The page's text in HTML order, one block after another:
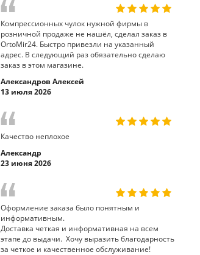
Компрессионных чулок нужной фирмы в
розничной продаже не нашёл, сделал заказ в
OrtoMir24. Быстро привезли на указанный
адрес. В следующий раз обязательно сделаю
заказ в этом магазине.
Александров Алексей
13 июля 2026
Качество неплохое
Александр
23 июня 2026
Оформление заказа было понятным и
информативным.
Доставка четкая и информативная на всем
этапе до выдачи. Хочу выразить благодарность
за четкое и качественное обслуживание!